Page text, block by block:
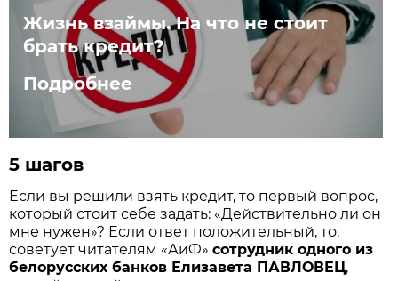
Жизнь взаймы. На что не стоит
брать кредит?
Подробнее
5 шагов
Если вы решили взять кредит, то первый вопрос,
который стоит себе задать: «Действительно ли он
мне нужен»? Если ответ положительный, то,
советует читателям «АиФ»сотрудник одного из
белорусских банков Елизавета ПАВЛОВЕЦ,